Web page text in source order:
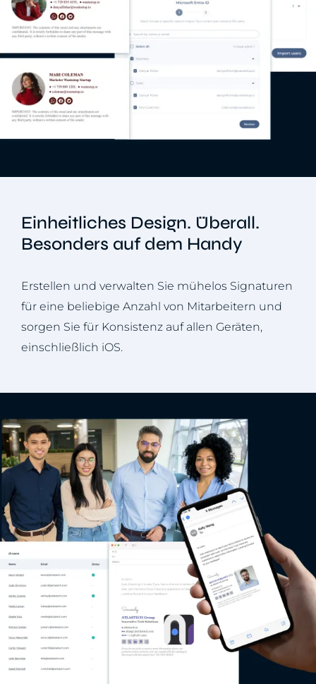
Einheitliches Design. Überall.
Besonders auf dem Handy
Erstellen und verwalten Sie mühelos Signaturen
für eine beliebige Anzahl von Mitarbeitern und
sorgen Sie für Konsistenz auf allen Geräten,
einschließlich iOS.